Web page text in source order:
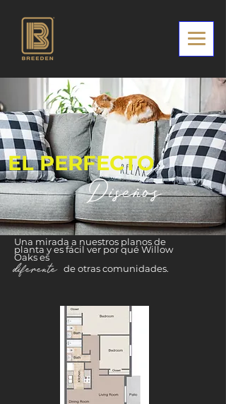
EL PERFECTO
Diseños
Una mirada a nuestros planos de
planta y es fácil ver por qué Willow
Oaks es
diferente de otras comunidades.